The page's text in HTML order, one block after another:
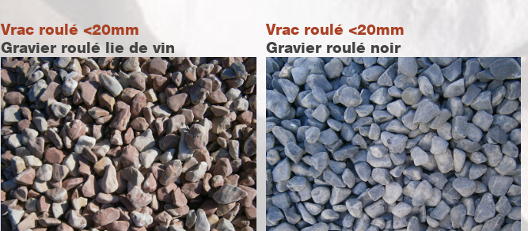
Vrac roulé <20mm
Gravier roulé lie de vin
Vrac roulé <20mm
Gravier roulé noir